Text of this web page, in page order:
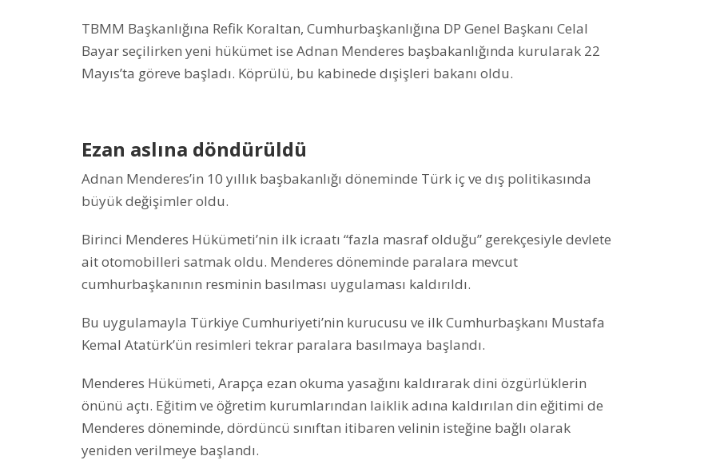
TBMM Başkanlığına Refik Koraltan, Cumhurbaşkanlığına DP Genel Başkanı Celal
Bayar seçilirken yeni hükümet ise Adnan Menderes başbakanlığında kurularak 22
Mayıs’ta göreve başladı. Köprülü, bu kabinede dışişleri bakanı oldu.
Ezan aslına döndürüldü
Adnan Menderes’in 10 yıllık başbakanlığı döneminde Türk iç ve dış politikasında
büyük değişimler oldu.
Birinci Menderes Hükümeti’nin ilk icraatı “fazla masraf olduğu” gerekçesiyle devlete
ait otomobilleri satmak oldu. Menderes döneminde paralara mevcut
cumhurbaşkanının resminin basılması uygulaması kaldırıldı.
Bu uygulamayla Türkiye Cumhuriyeti’nin kurucusu ve ilk Cumhurbaşkanı Mustafa
Kemal Atatürk’ün resimleri tekrar paralara basılmaya başlandı.
Menderes Hükümeti, Arapça ezan okuma yasağını kaldırarak dini özgürlüklerin
önünü açtı. Eğitim ve öğretim kurumlarından laiklik adına kaldırılan din eğitimi de
Menderes döneminde, dördüncü sınıftan itibaren velinin isteğine bağlı olarak
yeniden verilmeye başlandı.